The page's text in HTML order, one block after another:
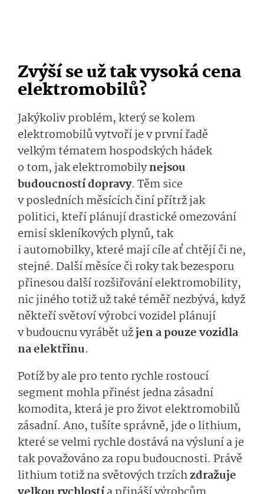
Zvýší se už tak vysoká cena
elektromobilů?
Jakýkoliv problém, který se kolem
elektromobilů vytvoří je v první řadě
velkým tématem hospodských hádek
o tom, jak elektromobilynejsou
budoucností dopravy. Těm sice
v posledních měsících činí přítrž jak
politici, kteří plánují drastické omezování
emisí skleníkových plynů, tak
i automobilky, které mají cíle ať chtějí či ne,
stejné. Další měsíce či roky tak bezesporu
přinesou další rozšiřování elektromobility,
nic jiného totiž už také téměř nezbývá, když
někteří světoví výrobci vozidel plánují
v budoucnu vyrábět užjen a pouze vozidla
na elektřinu.
Potíž by ale pro tento rychle rostoucí
segment mohla přinést jedna zásadní
komodita, která je pro život elektromobilů
zásadní. Ano, tušíte správně, jde o lithium,
které se velmi rychle dostává na výsluní a je
tak považováno za ropu budoucnosti. Právě
lithium totiž na světových trzíchzdražuje